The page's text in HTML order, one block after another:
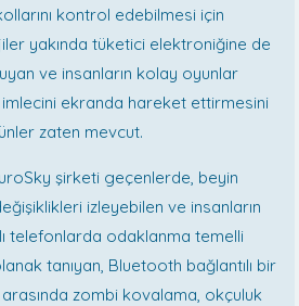
kontrol edebilmesi için
yakında tüketici elektroniğine de
ve insanların kolay oyunlar
imlecini ekranda hareket ettirmesini
zaten mevcut.
şirketi geçenlerde, beyin
izleyebilen ve insanların
telefonlarda odaklanma temelli
tanıyan, Bluetooth bağlantılı bir
arasında zombi kovalama, okçuluk